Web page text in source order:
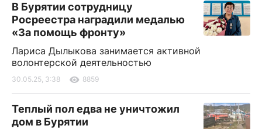
В Бурятии сотрудницу
Росреестра наградили медалью
«За помощь фронту»
Лариса Дылыкова занимается активной
волонтерской деятельностью
30.05.25, 3:38 8859
Теплый пол едва не уничтожил
дом в Бурятии